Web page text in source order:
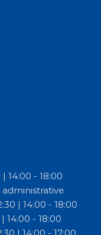
| 14:00 - 18:00
administrative
| 14:00 - 18:00
14:00 - 18:00